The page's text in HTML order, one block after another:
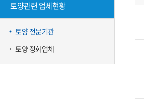
토양관련 업체현황
토양 전문기관
토양 정화업체